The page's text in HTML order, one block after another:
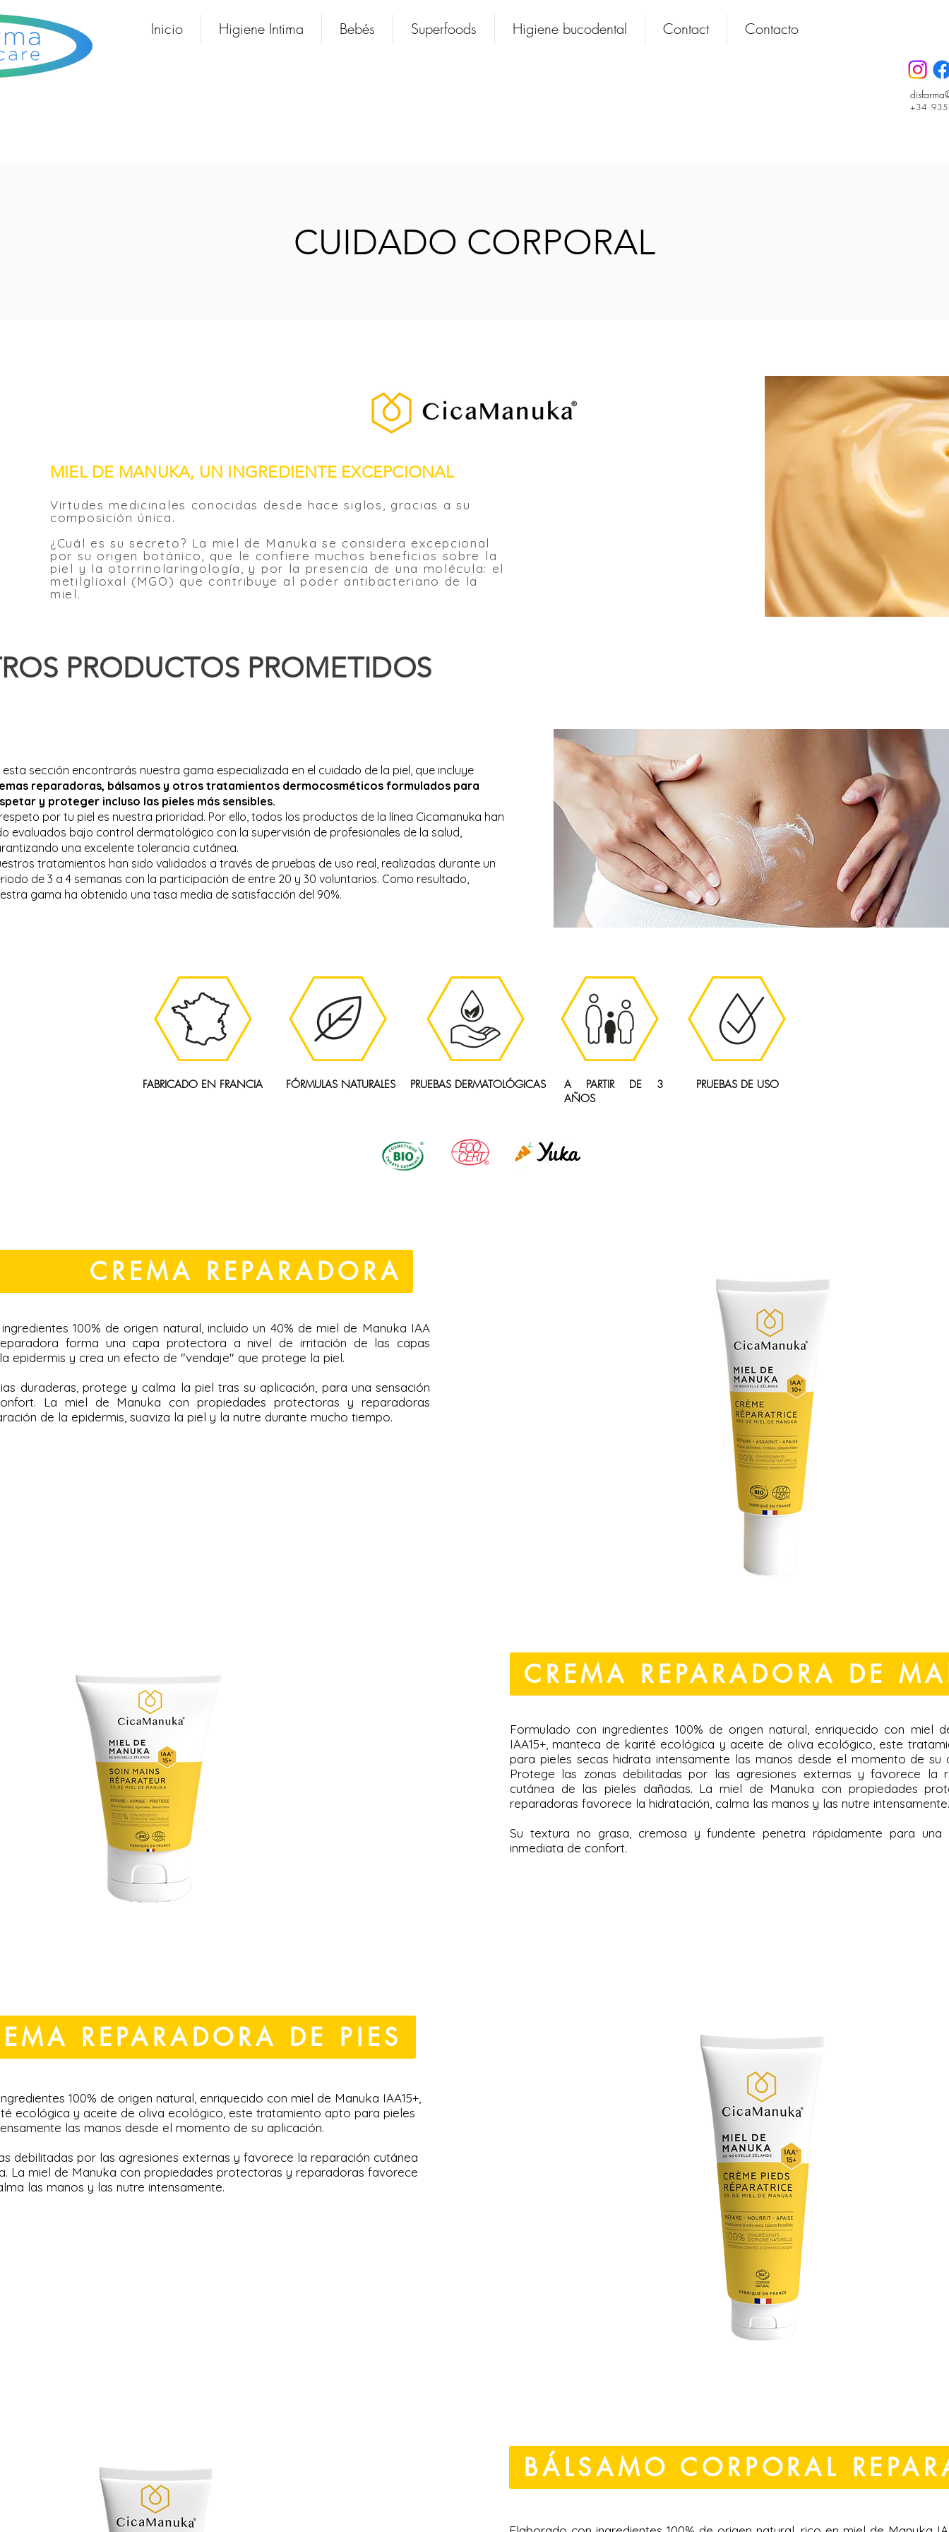
Inicio Higiene Intima Bebés Superfoods Higiene bucodental Contact Contacto
+34
CUIDADO CORPORAL
MIEL DE MANUKA, UN INGREDIENTE EXCEPCIONAL
Virtudes medicinales conocidas desde hace siglos, gracias a su
composición única.
¿Cuál es su secreto? La miel de Manuka se considera excepcional
por su origen botánico, que le confiere muchos beneficios sobre la
piel y la otorrinolaringología, y por la presencia de una molécula: el
metilglioxal (MGO) que contribuye al poder antibacteriano de la
miel.
PRODUCTOS PROMETIDOS
por tu piel es nuestra prioridad, toda nuestra gama de productos para el cuidado
piel Cicamanuka ha sido probada bajo control dermatológico bajo la presencia de
de la salud para garantizar una buena tolerancia cutánea en la piel.
tratamientos han sido aprobados y validados mediante pruebas de uso con un
de 20 a 30 voluntarios durante 3 a 4 semanas de uso.Nuestra gama de
dermocosméticos recibió una tasa de satisfacción media del 90%.
esta sección encontrarás nuestra gama especializada en el cuidado de la piel, que incluye
reparadoras, bálsamos y otros tratamientos dermocosméticos formulados para
y proteger incluso las pieles más sensibles.
por tu piel es nuestra prioridad. Por ello, todos los productos de la línea Cicamanuka han
evaluados bajo control dermatológico con la supervisión de profesionales de la salud,
una excelente tolerancia cutánea.
tratamientos han sido validados a través de pruebas de uso real, realizadas durante un
de 3 a 4 semanas con la participación de entre 20 y 30 voluntarios. Como resultado,
gama ha obtenido una tasa media de satisfacción del 90%.
FABRICADO EN FRANCIA FÓRMULAS NATURALES PRUEBAS DERMATOLÓGICAS
A PARTIR DE 3
AÑOS
PRUEBAS DE USO
CREMA REPARADORA
100% de origen natural, incluido un 40% de miel de Manuka IAA
forma una capa protectora a nivel de irritación de las capas
epidermis y crea un efecto de "vendaje" que protege la piel.
duraderas, protege y calma la piel tras su aplicación, para una sensación
La miel de Manuka con propiedades protectoras y reparadoras
de la epidermis, suaviza la piel y la nutre durante mucho tiempo.
CREMA REPARADORA DE
Formulado con ingredientes 100% de origen natural, enriquecido con miel
IAA15+, manteca de karité ecológica y aceite de oliva ecológico, este
para pieles secas hidrata intensamente las manos desde el momento de su
Protege las zonas debilitadas por las agresiones externas y favorece la
cutánea de las pieles dañadas. La miel de Manuka con propiedades
reparadoras favorece la hidratación, calma las manos y las nutre intensamente.
Su textura no grasa, cremosa y fundente penetra rápidamente para una
inmediata de confort.
REPARADORA DE PIES
100% de origen natural, enriquecido con miel de Manuka IAA15+,
ecológica y aceite de oliva ecológico, este tratamiento apto para pieles
las manos desde el momento de su aplicación.
debilitadas por las agresiones externas y favorece la reparación cutánea
La miel de Manuka con propiedades protectoras y reparadoras favorece
las manos y las nutre intensamente.
BÁLSAMO CORPORAL